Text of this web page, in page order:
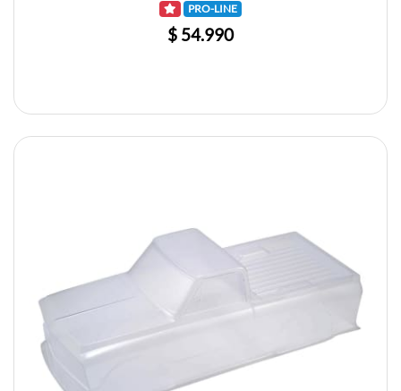
PRO-LINE
$ 54.990